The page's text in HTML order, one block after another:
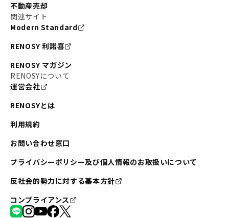
不動産売却
関連サイト
Modern Standard
RENOSY 利諾喜
RENOSY マガジン
RENOSYについて
運営会社
RENOSYとは
利用規約
お問い合わせ窓口
プライバシーポリシー及び個人情報のお取扱いについて
反社会的勢力に対する基本方針
コンプライアンス